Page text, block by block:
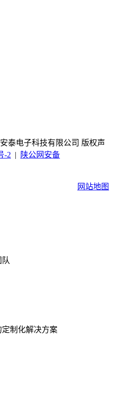
泰电子科技有限公司 版权声
-2 |
陕公网安备
网站地图
制化解决方案